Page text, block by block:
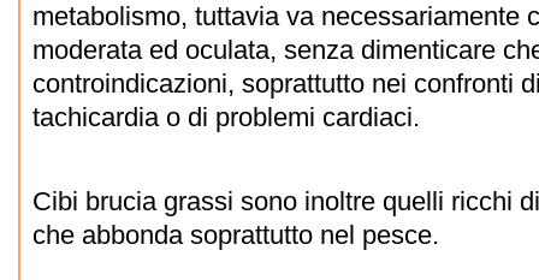
metabolismo, tuttavia va necessariamente
moderata ed oculata, senza dimenticare
controindicazioni, soprattutto nei confronti
tachicardia o di problemi cardiaci.
Cibi brucia grassi sono inoltre quelli ricchi
che abbonda soprattutto nel pesce.